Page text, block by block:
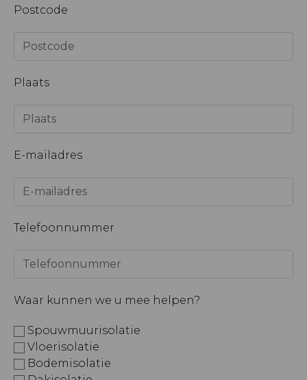
Postcode
Plaats
E-mailadres
Telefoonnummer
Waar kunnen we u mee helpen?
Spouwmuurisolatie
Vloerisolatie
Bodemisolatie